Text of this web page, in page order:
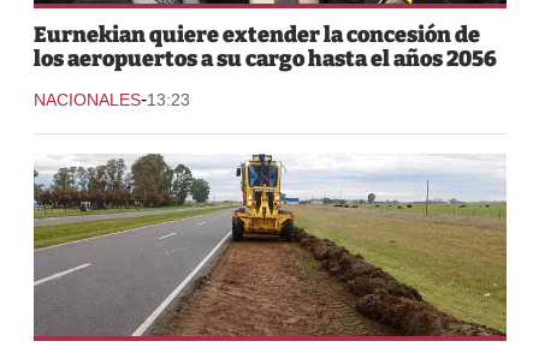
Eurnekian quiere extender la concesión de
los aeropuertos a su cargo hasta el años 2056
NACIONALES-13:23